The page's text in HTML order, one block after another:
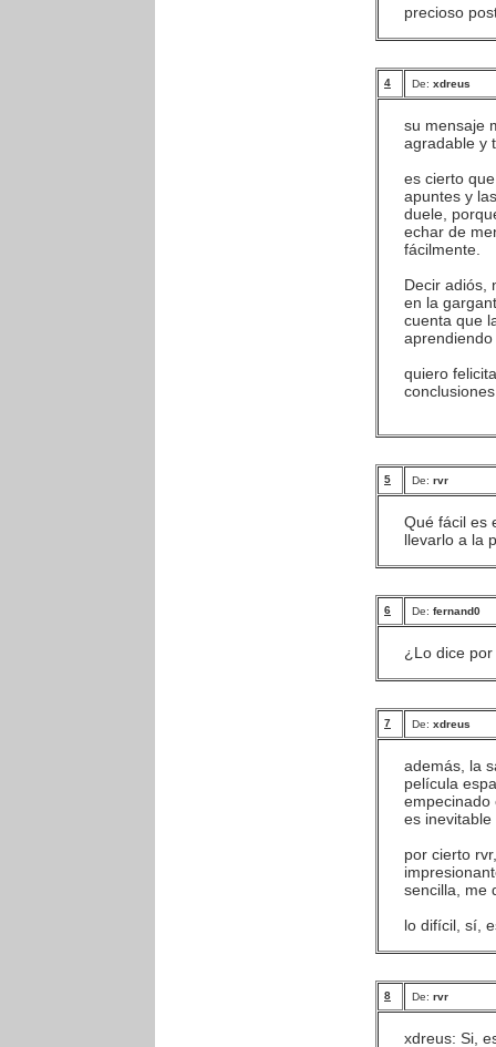
precioso
4 De: xdreus
su mensaje
agradable y
es cierto
apuntes y
duele,
echar de
fácilmente.
Decir adiós,
en la
cuenta que
quiero
5 De: rvr
Qué fácil es
llevarlo a la
6 De: fernand0
¿Lo dice
7 De: xdreus
además, la
película
empecinado
es
por cierto
sencilla, me
lo difícil, sí,
8 De: rvr
xdreus: Si,